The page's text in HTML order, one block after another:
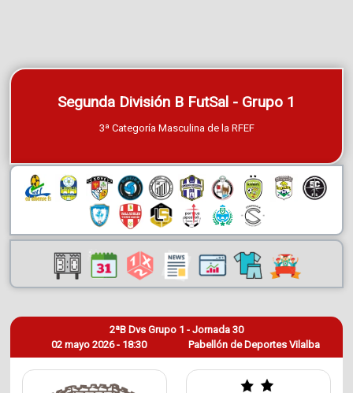
Segunda División B FutSal - Grupo 1
3ª Categoría Masculina de la RFEF
02 mayo 2026 - 18:30
2ªB Dvs Grupo 1 - Jornada 30
Pabellón de Deportes Vilalba